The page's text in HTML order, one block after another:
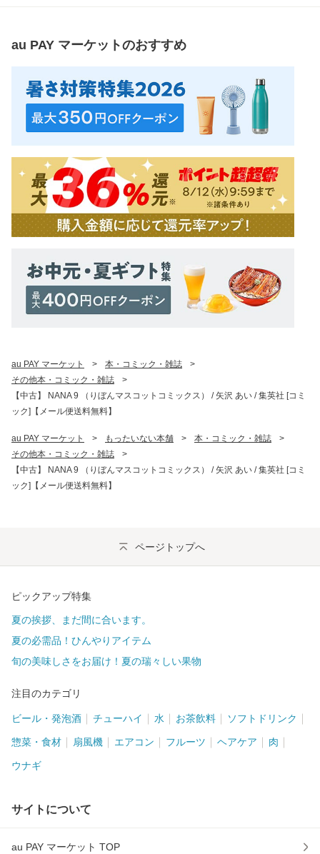
au PAY マーケットのおすすめ
au PAY マーケット > 本・コミック・雑誌
>
その他本・コミック・雑誌
>
【中古】 NANA 9 （りぼんマスコットコミックス） / 矢沢 あい / 集英社 [コミ
ック]【メール便送料無料】
au PAY マーケット > もったいない本舗 > 本・コミック・雑誌
>
その他本・コミック・雑誌
>
【中古】 NANA 9 （りぼんマスコットコミックス） / 矢沢 あい / 集英社 [コミ
ック]【メール便送料無料】
ページトップへ
ピックアップ特集
夏の挨拶、まだ間に合います。
夏の必需品！ひんやりアイテム
旬の美味しさをお届け！夏の瑞々しい果物
注目のカテゴリ
ビール・発泡酒 チューハイ 水 お茶飲料 ソフトドリンク
惣菜・食材 扇風機 エアコン フルーツ ヘアケア 肉
ウナギ
サイトについて
au PAY マーケット TOP